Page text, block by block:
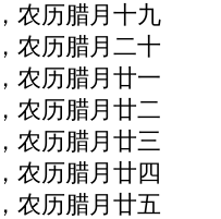
农历腊月十九
农历腊月二十
农历腊月廿一
农历腊月廿二
农历腊月廿三
农历腊月廿四
农历腊月廿五